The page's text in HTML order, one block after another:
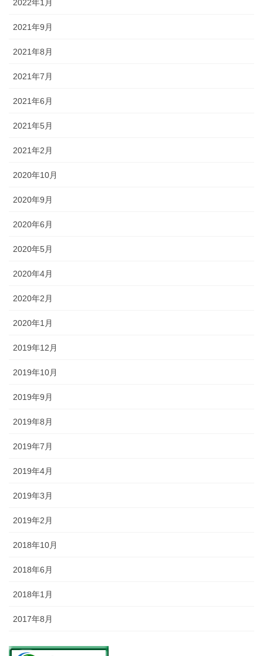
2022年1月
2021年9月
2021年8月
2021年7月
2021年6月
2021年5月
2021年2月
2020年10月
2020年9月
2020年6月
2020年5月
2020年4月
2020年2月
2020年1月
2019年12月
2019年10月
2019年9月
2019年8月
2019年7月
2019年4月
2019年3月
2019年2月
2018年10月
2018年6月
2018年1月
2017年8月